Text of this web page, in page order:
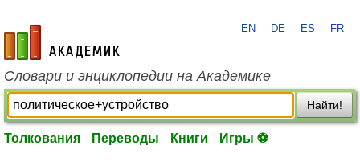
academic.ru
EN DE ES FR
Словари и энциклопедии на Академике
Найти!
Толкования Переводы Книги Игры ⚽